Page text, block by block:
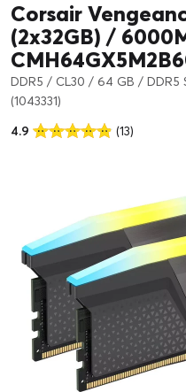
Corsair
(2x32GB) /
DDR5 / CL30 / 64 GB / DDR5
(1043331)
4.9
(13)